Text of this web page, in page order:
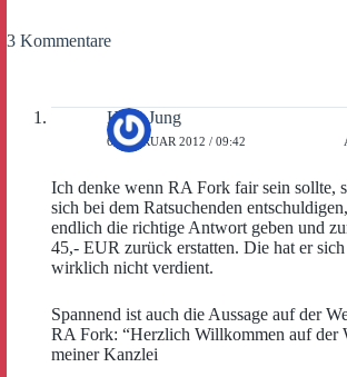
3 Kommentare
Hans Jung
6. FEBRUAR 2012 / 09:42
Ich denke wenn RA Fork fair sein sollte,
sich bei dem Ratsuchenden
endlich die richtige Antwort geben und
45,- EUR zurück erstatten. Die hat er
wirklich nicht verdient.
Spannend ist auch die Aussage auf der
RA Fork: “Herzlich Willkommen auf der
meiner Kanzlei